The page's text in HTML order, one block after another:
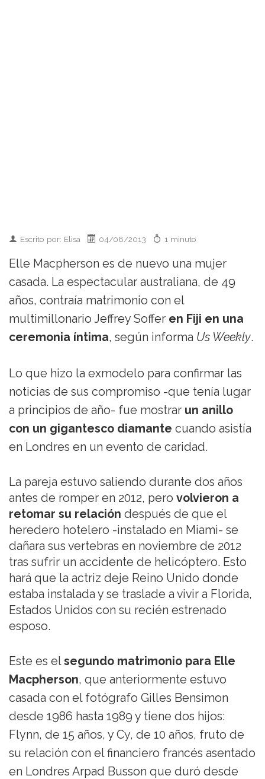
Escrito por: Elisa 04/08/2013 1 minuto
Elle Macpherson es de nuevo una mujer
casada. La espectacular australiana, de 49
años, contraía matrimonio con el
multimillonario Jeffrey Soffer en Fiji en una
ceremonia íntima, según informa Us Weekly.
Lo que hizo la exmodelo para confirmar las
noticias de sus compromiso -que tenía lugar
a principios de año- fue mostrar un anillo
con un gigantesco diamante cuando asistía
en Londres en un evento de caridad.
La pareja estuvo saliendo durante dos años
antes de romper en 2012, pero volvieron a
retomar su relación después de que el
heredero hotelero -instalado en Miami- se
dañara sus vertebras en noviembre de 2012
tras sufrir un accidente de helicóptero. Esto
hará que la actriz deje Reino Unido donde
estaba instalada y se traslade a vivir a Florida,
Estados Unidos con su recién estrenado
esposo.
Este es elsegundo matrimonio para Elle
Macpherson, que anteriormente estuvo
casada con el fotógrafo Gilles Bensimon
desde 1986 hasta 1989 y tiene dos hijos:
Flynn, de 15 años, y Cy, de 10 años, fruto de
su relación con el financiero francés asentado
en Londres Arpad Busson que duró desde